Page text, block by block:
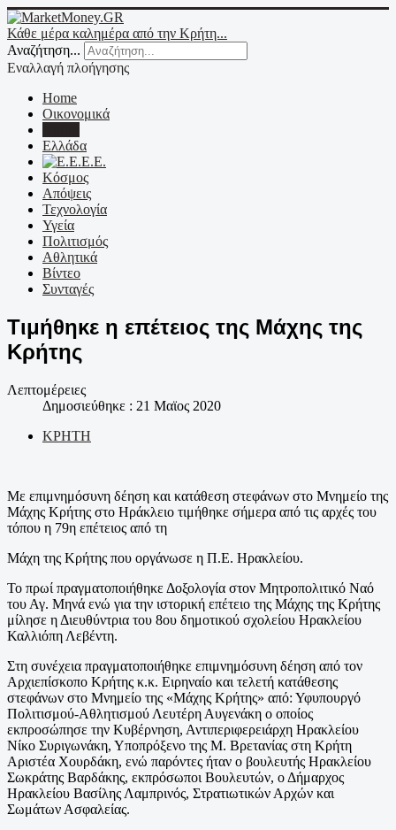
Κάθε μέρα καλημέρα από την Κρήτη...
Αναζήτηση...
Εναλλαγή πλοήγησης
Home
Οικονομικά
Ελλάδα
Ε.Ε.
Κόσμος
Απόψεις
Τεχνολογία
Υγεία
Πολιτισμός
Αθλητικά
Βίντεο
Συνταγές
Τιμήθηκε η επέτειος της Μάχης της
Κρήτης
Λεπτομέρειες
Δημοσιεύθηκε : 21 Μαϊος 2020
ΚΡΗΤΗ
Με επιμνημόσυνη δέηση και κατάθεση στεφάνων στο Μνημείο της
Μάχης Κρήτης στο Ηράκλειο τιμήθηκε σήμερα από τις αρχές του
τόπου η 79η επέτειος από τη
Μάχη της Κρήτης που οργάνωσε η Π.Ε. Ηρακλείου.
Το πρωί πραγματοποιήθηκε Δοξολογία στον Μητροπολιτικό Ναό
του Αγ. Μηνά ενώ για την ιστορική επέτειο της Μάχης της Κρήτης
μίλησε η Διευθύντρια του 8ου δημοτικού σχολείου Ηρακλείου
Καλλιόπη Λεβέντη.
Στη συνέχεια πραγματοποιήθηκε επιμνημόσυνη δέηση από τον
Αρχιεπίσκοπο Κρήτης κ.κ. Ειρηναίο και τελετή κατάθεσης
στεφάνων στο Μνημείο της «Μάχης Κρήτης» από: Υφυπουργό
Πολιτισμού-Αθλητισμού Λευτέρη Αυγενάκη ο οποίος
εκπροσώπησε την Κυβέρνηση, Αντιπεριφερειάρχη Ηρακλείου
Νίκο Συριγωνάκη, Υποπρόξενο της Μ. Βρετανίας στη Κρήτη
Αριστέα Χουρδάκη, ενώ παρόντες ήταν ο βουλευτής Ηρακλείου
Σωκράτης Βαρδάκης, εκπρόσωποι Βουλευτών, ο Δήμαρχος
Ηρακλείου Βασίλης Λαμπρινός, Στρατιωτικών Αρχών και
Σωμάτων Ασφαλείας.